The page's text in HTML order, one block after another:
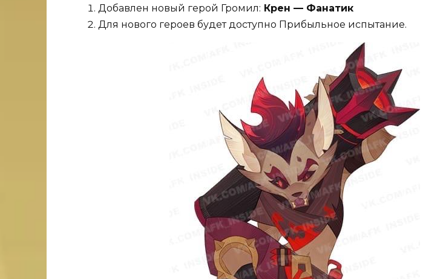
Добавлен новый герой Громил: Крен — Фанатик
Для нового героев будет доступно Прибыльное испытание.